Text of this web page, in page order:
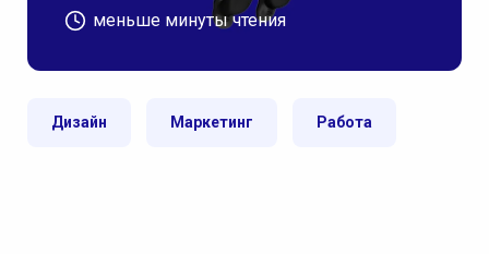
меньше минуты чтения
Дизайн Маркетинг Работа